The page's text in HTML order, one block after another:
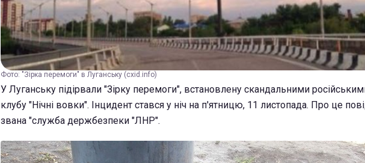
Фото: "Зірка перемоги" в Луганську (cxid.info)
У Луганську підірвали "Зірку перемоги", встановлену скандальними
клубу "Нічні вовки". Інцидент стався у ніч на п'ятницю, 11 листопада. Про це
звана "служба держбезпеки "ЛНР".